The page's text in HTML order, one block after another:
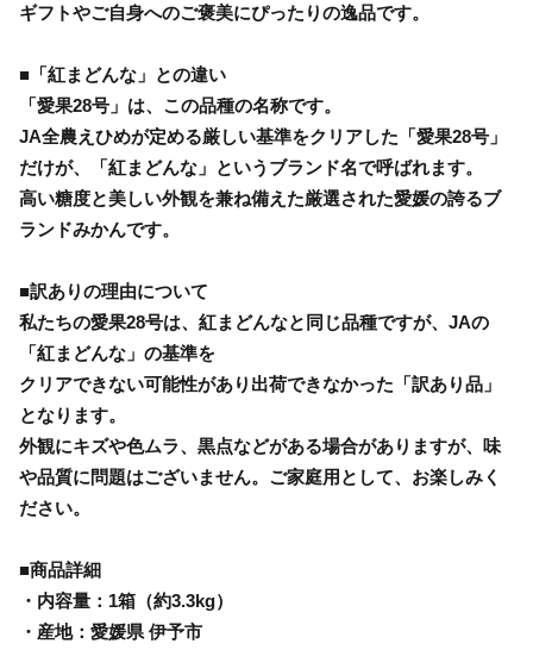
ギフトやご自身へのご褒美にぴったりの逸品です。
■「紅まどんな」との違い
「愛果28号」は、この品種の名称です。
JA全農えひめが定める厳しい基準をクリアした「愛果28号」
だけが、「紅まどんな」というブランド名で呼ばれます。
高い糖度と美しい外観を兼ね備えた厳選された愛媛の誇るブ
ランドみかんです。
■訳ありの理由について
私たちの愛果28号は、紅まどんなと同じ品種ですが、JAの
「紅まどんな」の基準を
クリアできない可能性があり出荷できなかった「訳あり品」
となります。
外観にキズや色ムラ、黒点などがある場合がありますが、味
や品質に問題はございません。ご家庭用として、お楽しみく
ださい。
■商品詳細
・内容量：1箱（約3.3kg）
・産地：愛媛県 伊予市